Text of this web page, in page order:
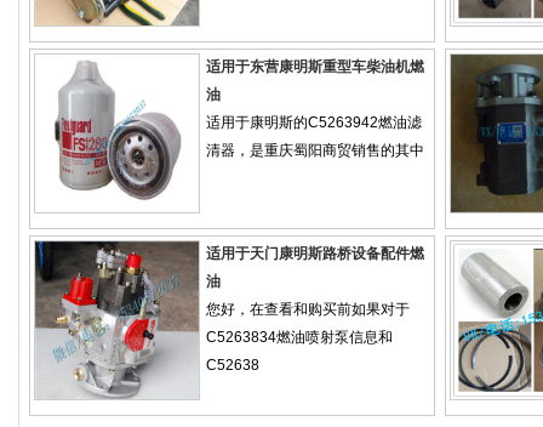
适用于东营康明斯重型车柴油机燃
油
适用于康明斯的C5263942燃油滤
清器，是重庆蜀阳商贸销售的其中
适用于天门康明斯路桥设备配件燃
油
您好，在查看和购买前如果对于
C5263834燃油喷射泵信息和
C52638